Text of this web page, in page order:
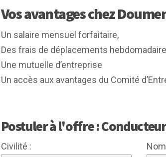
Vos avantages chez
Un salaire mensuel forfaitaire,
Des frais de déplacements
Une mutuelle d’entreprise
Un accès aux avantages du Comité
Postuler à l'offre : Conducteur
Civilité :